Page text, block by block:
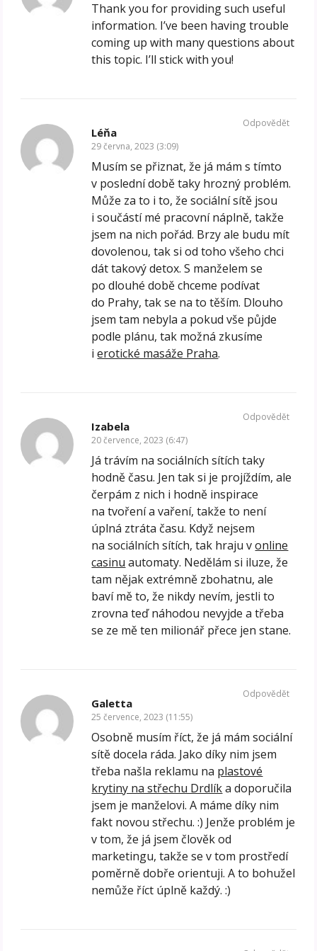
Thank you for providing such useful
information. I’ve been having trouble
coming up with many questions about
this topic. I’ll stick with you!
Léňa
29 června, 2023 (3:09)
Musím se přiznat, že já mám s tímto
v poslední době taky hrozný problém.
Může za to i to, že sociální sítě jsou
i součástí mé pracovní náplně, takže
jsem na nich pořád. Brzy ale budu mít
dovolenou, tak si od toho všeho chci
dát takový detox. S manželem se
po dlouhé době chceme podívat
do Prahy, tak se na to těším. Dlouho
jsem tam nebyla a pokud vše půjde
podle plánu, tak možná zkusíme
ierotické masáže Praha.
Odpovědět
Izabela
20 července, 2023 (6:47)
Já trávím na sociálních sítích taky
hodně času. Jen tak si je projíždím, ale
čerpám z nich i hodně inspirace
na tvoření a vaření, takže to není
úplná ztráta času. Když nejsem
na sociálních sítích, tak hraju vonline
casinu automaty. Nedělám si iluze, že
tam nějak extrémně zbohatnu, ale
baví mě to, že nikdy nevím, jestli to
zrovna teď náhodou nevyjde a třeba
se ze mě ten milionář přece jen stane.
Odpovědět
Galetta
25 července, 2023 (11:55)
Osobně musím říct, že já mám sociální
sítě docela ráda. Jako díky nim jsem
třeba našla reklamu na plastové
krytiny na střechu Drdlíka doporučila
jsem je manželovi. A máme díky nim
fakt novou střechu. :) Jenže problém je
v tom, že já jsem člověk od
marketingu, takže se v tom prostředí
poměrně dobře orientuji. A to bohužel
nemůže říct úplně každý. :)
Odpovědět